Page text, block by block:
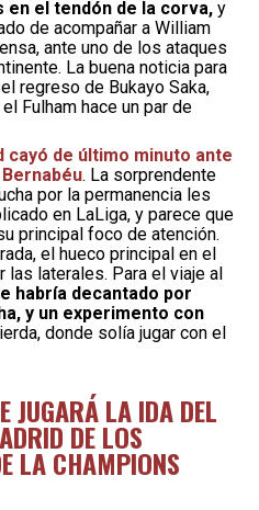
el tendón de la corva, y
de acompañar a William
ante uno de los ataques
La buena noticia para
regreso de Bukayo Saka,
Fulham hace un par de
cayó de último minuto ante
. La sorprendente
por la permanencia les
en LaLiga, y parece que
principal foco de atención.
el hueco principal en el
las laterales. Para el viaje al
habría decantado por
y un experimento con
donde solía jugar con el
JUGARÁ LA IDA DEL
DE LOS
LA CHAMPIONS